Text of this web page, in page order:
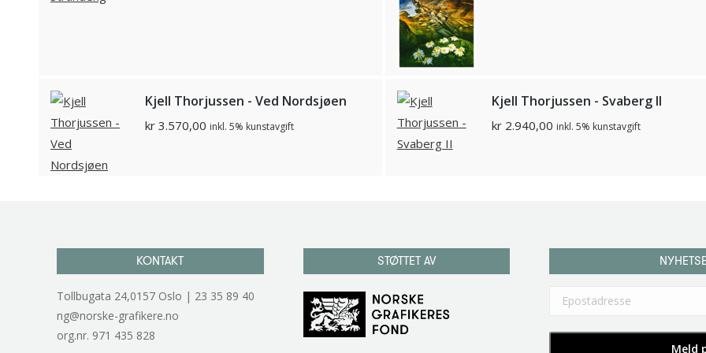
Kjell Thorjussen - Ved Nordsjøen
kr 3.570,00 inkl. 5% kunstavgift
Kjell Thorjussen - Svaberg II
kr2.940,00 inkl. 5% kunstavgift
KONTAKT
Tollbugata 24,0157 Oslo | 23 35 89 40
ng@norske-grafikere.no
org.nr. 971 435 828
STØTTET AV